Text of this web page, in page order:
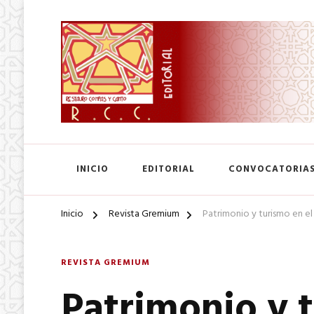
INICIO EDITORIAL CONVOCATORIAS
Inicio Revista Gremium Patrimonio y turismo en
REVISTA GREMIUM